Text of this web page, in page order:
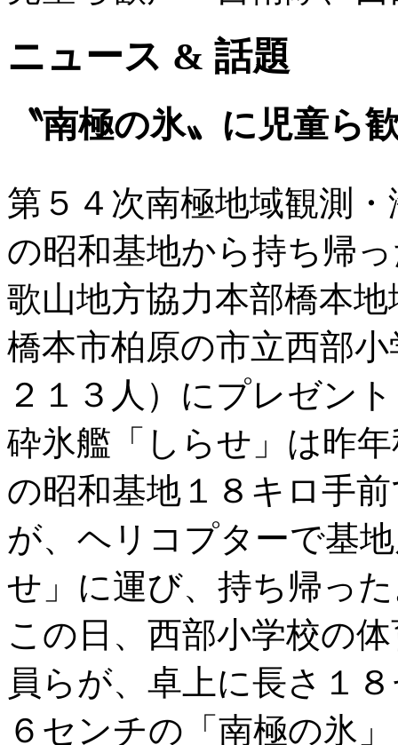
ニュース & 話題
〝南極の氷〟に児童ら
第５４次南極地域観測
の昭和基地から持ち帰
歌山地方協力本部橋本
橋本市柏原の市立西部
２１３人）にプレゼン
砕氷艦「しらせ」は昨
の昭和基地１８キロ手
が、ヘリコプターで基
せ」に運び、持ち帰っ
この日、西部小学校の
員らが、卓上に長さ１
６センチの「南極の氷